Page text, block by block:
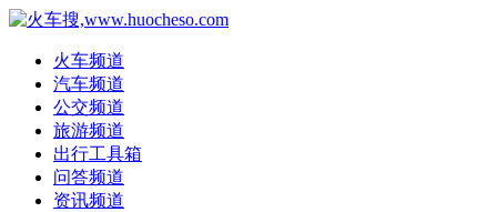
火车频道
汽车频道
公交频道
旅游频道
出行工具箱
问答频道
资讯频道